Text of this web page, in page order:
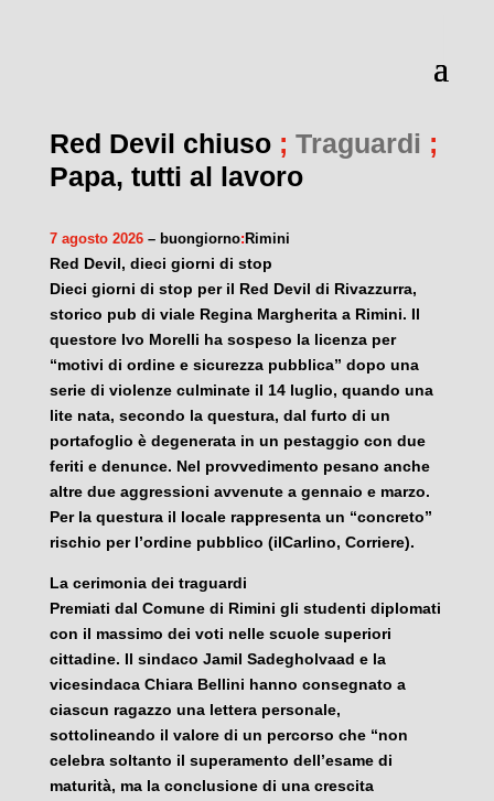
Red Devil chiuso ; Traguardi ;
Papa, tutti al lavoro
7 agosto 2026– buongiorno: Rimini
Red Devil, dieci giorni di stop
Dieci giorni di stop per il Red Devil di Rivazzurra,
storico pub di viale Regina Margherita a Rimini. Il
questore Ivo Morelli ha sospeso la licenza per
“motivi di ordine e sicurezza pubblica” dopo una
serie di violenze culminate il 14 luglio, quando una
lite nata, secondo la questura, dal furto di un
portafoglio è degenerata in un pestaggio con due
feriti e denunce. Nel provvedimento pesano anche
altre due aggressioni avvenute a gennaio e marzo.
Per la questura il locale rappresenta un “concreto”
rischio per l’ordine pubblico (ilCarlino, Corriere).
La cerimonia dei traguardi
Premiati dal Comune di Rimini gli studenti diplomati
con il massimo dei voti nelle scuole superiori
cittadine. Il sindaco Jamil Sadegholvaad e la
vicesindaca Chiara Bellini hanno consegnato a
ciascun ragazzo una lettera personale,
sottolineando il valore di un percorso che “non
celebra soltanto il superamento dell’esame di
maturità, ma la conclusione di una crescita